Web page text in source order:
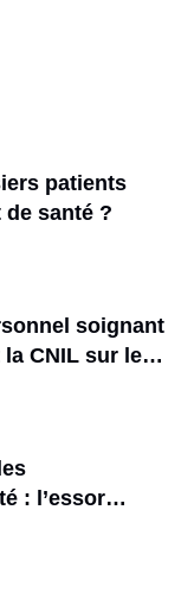
patients
santé ?
soignant
la CNIL sur le
: l’essor